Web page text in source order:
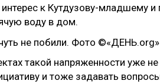
к Кутдузову-младшему
воду в дом.
такой напряженности уже
и тоже задавать